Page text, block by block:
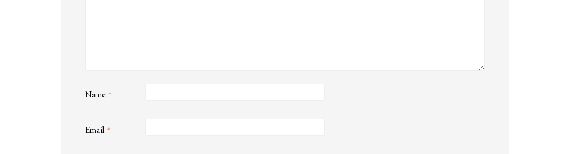
Name *
Email *